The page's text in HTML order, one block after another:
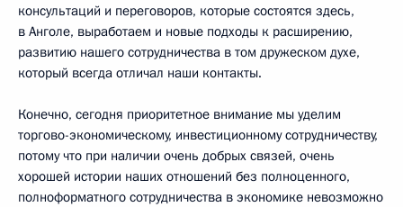
консультаций и переговоров, которые состоятся здесь,
в Анголе, выработаем и новые подходы к расширению,
развитию нашего сотрудничества в том дружеском духе,
который всегда отличал наши контакты.
Конечно, сегодня приоритетное внимание мы уделим
торгово-экономическому, инвестиционному сотрудничеству,
потому что при наличии очень добрых связей, очень
хорошей истории наших отношений без полноценного,
полноформатного сотрудничества в экономике невозможно